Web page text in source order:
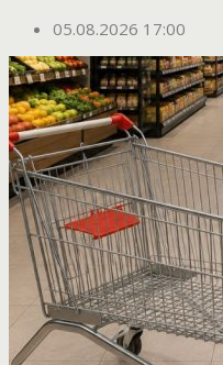
05.08.2026 17:00